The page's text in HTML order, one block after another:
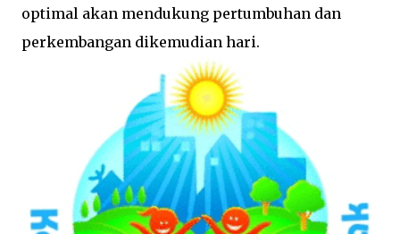
optimal akan mendukung pertumbuhan dan
perkembangan dikemudian hari.